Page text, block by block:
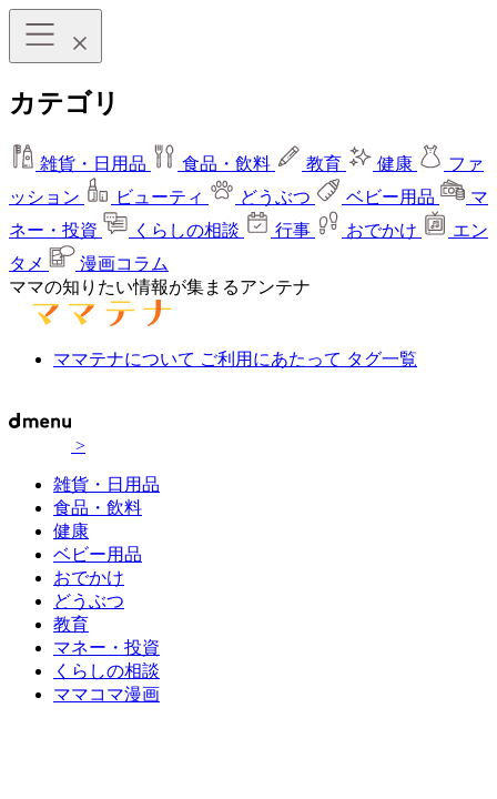
カテゴリ
雑貨・日用品 食品・飲料 教育 健康
ファ
ッション
ビューティ どうぶつ ベビー用品
マ
ネー・投資
くらしの相談 行事 おでかけ
エン
タメ
漫画コラム
ママの知りたい情報が集まるアンテナ
ママテナについて ご利用にあたって タグ一覧
>
雑貨・日用品
食品・飲料
健康
ベビー用品
おでかけ
どうぶつ
教育
マネー・投資
くらしの相談
ママコマ漫画